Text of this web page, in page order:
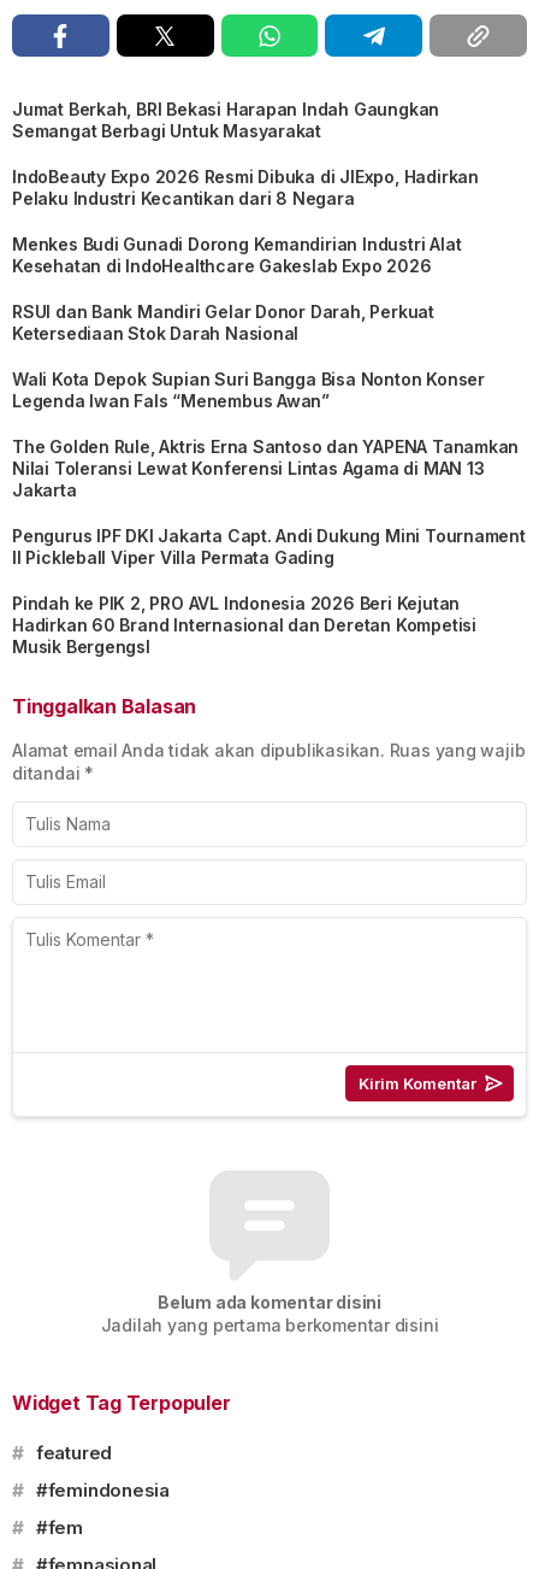
Jumat Berkah, BRI Bekasi Harapan Indah Gaungkan
Semangat Berbagi Untuk Masyarakat
IndoBeauty Expo 2026 Resmi Dibuka di JIExpo, Hadirkan
Pelaku Industri Kecantikan dari 8 Negara
Menkes Budi Gunadi Dorong Kemandirian Industri Alat
Kesehatan di IndoHealthcare Gakeslab Expo 2026
RSUI dan Bank Mandiri Gelar Donor Darah, Perkuat
Ketersediaan Stok Darah Nasional
Wali Kota Depok Supian Suri Bangga Bisa Nonton Konser
Legenda Iwan Fals “Menembus Awan”
The Golden Rule, Aktris Erna Santoso dan YAPENA Tanamkan
Nilai Toleransi Lewat Konferensi Lintas Agama di MAN 13
Jakarta
Pengurus IPF DKI Jakarta Capt. Andi Dukung Mini Tournament
II Pickleball Viper Villa Permata Gading
Pindah ke PIK 2, PRO AVL Indonesia 2026 Beri Kejutan
Hadirkan 60 Brand Internasional dan Deretan Kompetisi
Musik BergengsI
Tinggalkan Balasan
Alamat email Anda tidak akan dipublikasikan. Ruas yang wajib
ditandai *
Belum ada komentar disini
Jadilah yang pertama berkomentar disini
Widget Tag Terpopuler
# featured
# #femindonesia
# #fem